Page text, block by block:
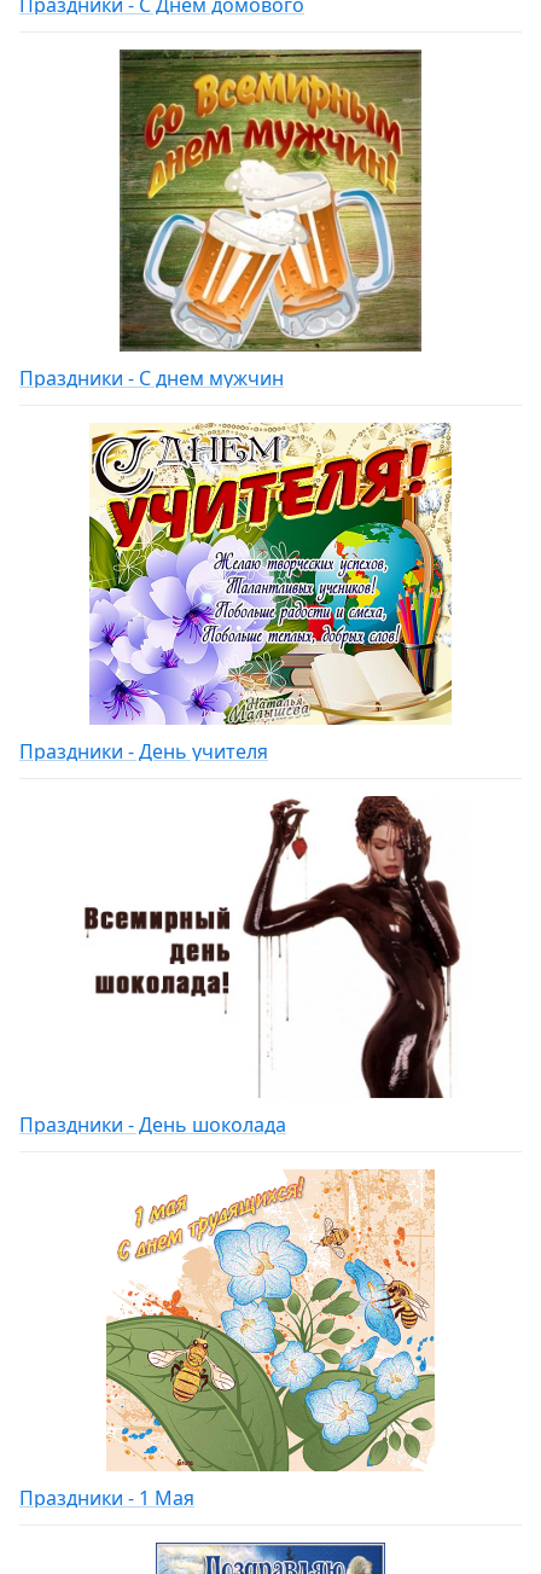
Праздники - С днем мужчин
Праздники - День учителя
Праздники - День шоколада
Праздники - 1 Мая